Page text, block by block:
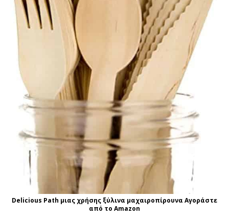
Delicious Path μιας χρήσης ξύλινα μαχαιροπίρουνα Αγοράστε
από το Amazon